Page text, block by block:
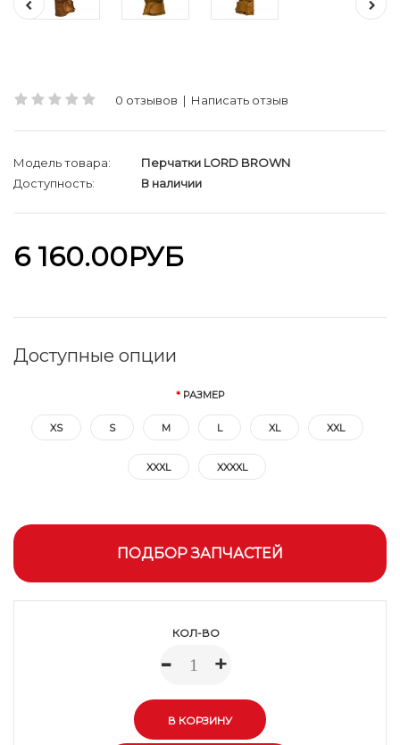
0 отзывов | Написать отзыв
Модель товара:
Перчатки LORD BROWN
Доступность:
В наличии
6 160.00РУБ
Доступные опции
РАЗМЕР
XS S M L XL XXL
XXXL XXXXL
ПОДБОР ЗАПЧАСТЕЙ
КОЛ-ВО
- +